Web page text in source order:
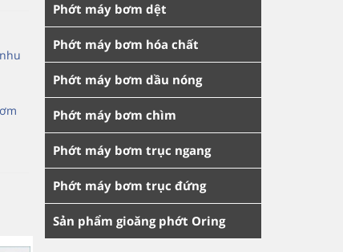
Phớt máy bơm dệt
Phớt máy bơm hóa chất
Phớt máy bơm dầu nóng
Phớt máy bơm chìm
Phớt máy bơm trục ngang
Phớt máy bơm trục đứng
Sản phẩm gioăng phớt Oring